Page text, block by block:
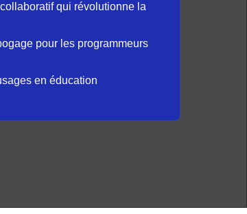
qui révolutionne la
pour les programmeurs
en éducation